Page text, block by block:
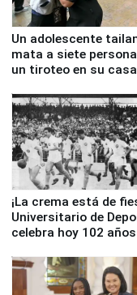
Un adolescente
mata a siete
un tiroteo en su
¡La crema está de
Universitario de
celebra hoy 102